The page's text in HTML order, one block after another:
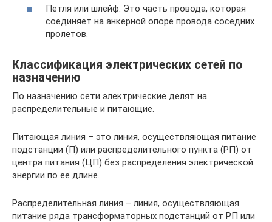
Петля или шлейф. Это часть провода, которая
соединяет на анкерной опоре провода соседних
пролетов.
Классификация электрических сетей по
назначению
По назначению сети электрические делят на
распределительные и питающие.
Питающая линия – это линия, осуществляющая питание
подстанции (П) или распределительного пункта (РП) от
центра питания (ЦП) без распределения электрической
энергии по ее длине.
Распределительная линия – линия, осуществляющая
питание ряда трансформаторных подстанций от РП или